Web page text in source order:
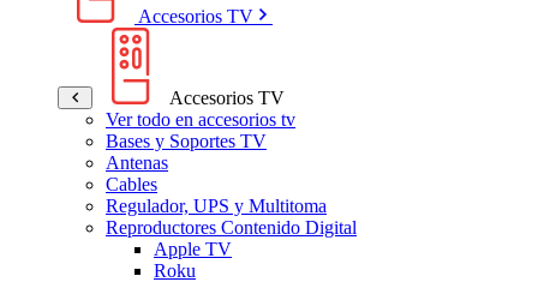
Accesorios TV
Accesorios TV
Ver todo en accesorios tv
Bases y Soportes TV
Antenas
Cables
Regulador, UPS y Multitoma
Reproductores Contenido Digital
Apple TV
Roku